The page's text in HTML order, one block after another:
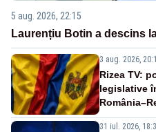
5 aug. 2026, 22:15
Laurențiu Botin a descins
3 aug. 2026,
Rizea TV:
legislative
31 iul. 2026,